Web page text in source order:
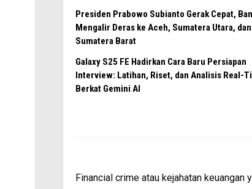
Presiden Prabowo Subianto Gerak Cepat,
Mengalir Deras ke Aceh, Sumatera Utara, dan
Sumatera Barat
Galaxy S25 FE Hadirkan Cara Baru Persiapan
Interview: Latihan, Riset, dan Analisis Real-
Berkat Gemini AI
Financial crime atau kejahatan